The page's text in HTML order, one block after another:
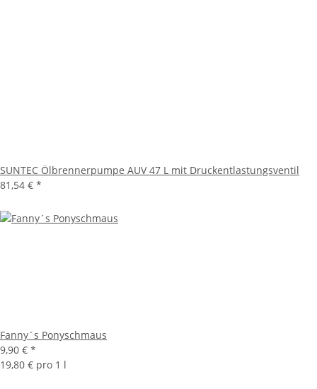
SUNTEC Ölbrennerpumpe AUV 47 L mit Druckentlastungsventil
81,54 € *
Fanny´s Ponyschmaus
9,90 € *
19,80 € pro 1 l